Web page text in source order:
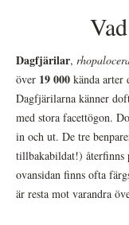
Dagfjärilar,
över 19 000 kända
Dagfjärilarna känner
med stora facettögon.
in och ut. De tre
tillbakabildat!) återfinns
ovansidan finns ofta
är resta mot varandra